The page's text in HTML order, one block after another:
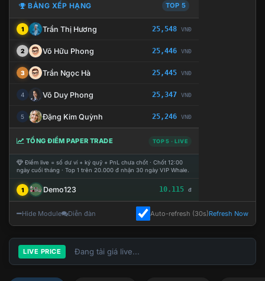
BẢNG XẾP HẠNG TOP 5
1 Trần Thị Hương 25,548 VNĐ
2 Võ Hữu Phong 25,446 VNĐ
3 Trần Ngọc Hà 25,445 VNĐ
4 Võ Duy Phong 25,347 VNĐ
5 Đặng Kim Quỳnh 25,246 VNĐ
TỔNG ĐIỂM PAPER TRADE TOP 5 · LIVE
Điểm live = số dư ví + ký quỹ + PnL chưa chốt · Chốt 12:00
ngày cuối tháng · Top 1 trên 20.000 đ nhận 30 ngày VIP Whale.
1 Demo123 10.115 đ
Hide Module Diễn đàn Auto-refresh (30s)Refresh Now
LIVE PRICE Đang tải giá live...